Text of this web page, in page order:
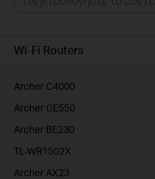
Επιχειρησεις
Wi-Fi Routers
Archer C4000
Archer GE550
Archer BE230
TL-WR1502X
Archer AX23